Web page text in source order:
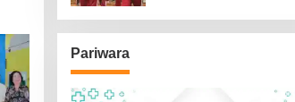
Pariwara